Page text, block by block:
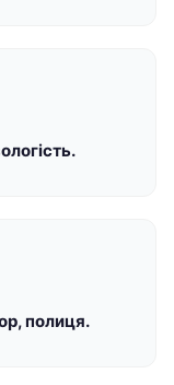
полиця.